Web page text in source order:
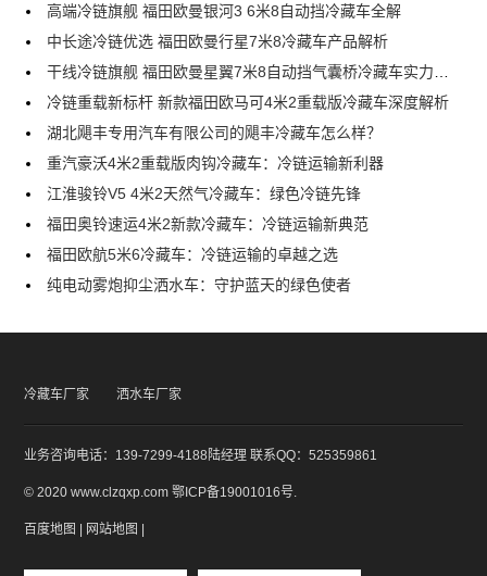
高端冷链旗舰 福田欧曼银河3 6米8自动挡冷藏车全解
中长途冷链优选 福田欧曼行星7米8冷藏车产品解析
干线冷链旗舰 福田欧曼星翼7米8自动挡气囊桥冷藏车实力解析
冷链重载新标杆 新款福田欧马可4米2重载版冷藏车深度解析
湖北飓丰专用汽车有限公司的飓丰冷藏车怎么样？
重汽豪沃4米2重载版肉钩冷藏车：冷链运输新利器
江淮骏铃V5 4米2天然气冷藏车：绿色冷链先锋
福田奥铃速运4米2新款冷藏车：冷链运输新典范
福田欧航5米6冷藏车：冷链运输的卓越之选
纯电动雾炮抑尘洒水车：守护蓝天的绿色使者
冷藏车厂家 洒水车厂家
业务咨询电话：139-7299-4188陆经理 联系QQ：525359861
© 2020 www.clzqxp.com鄂ICP备19001016号.
百度地图 | 网站地图 |